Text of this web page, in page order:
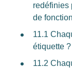
redéfinies
de
11.1
étiquette ?
11.2